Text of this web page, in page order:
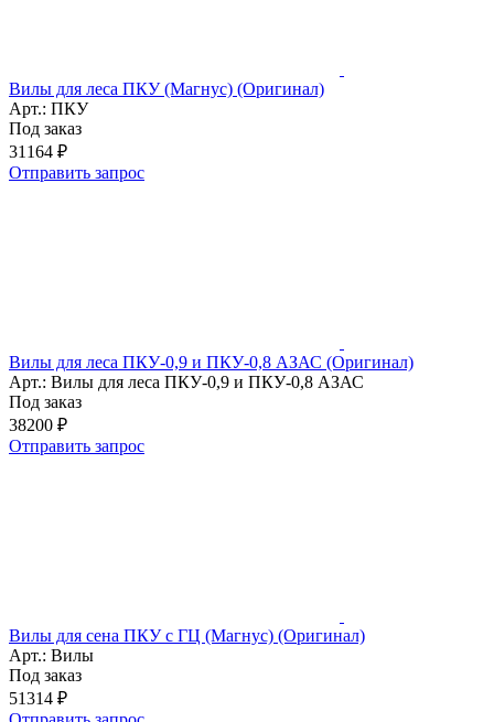
Вилы для леса ПКУ (Магнус) (Оригинал)
Арт.: ПКУ
Под заказ
31164 ₽
Отправить запрос
Вилы для леса ПКУ-0,9 и ПКУ-0,8 АЗАС (Оригинал)
Арт.: Вилы для леса ПКУ-0,9 и ПКУ-0,8 АЗАС
Под заказ
38200 ₽
Отправить запрос
Вилы для сена ПКУ с ГЦ (Магнус) (Оригинал)
Арт.: Вилы
Под заказ
51314 ₽